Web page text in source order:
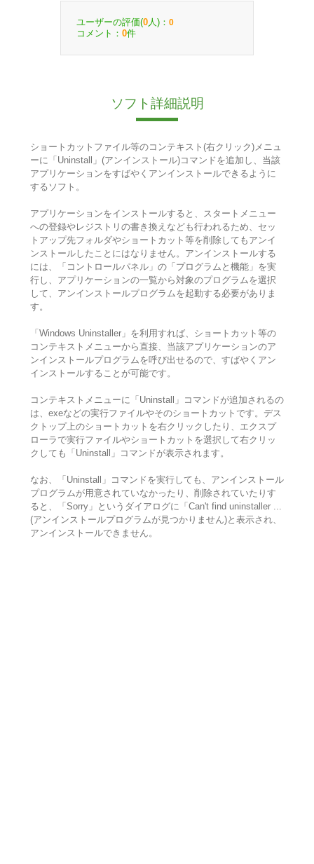
ユーザーの評価(0 人)： 0
コメント： 0件
ソフト詳細説明
ショートカットファイル等のコンテキスト(右クリック)メニュ
ーに「Uninstall」(アンインストール)コマンドを追加し、当該
アプリケーションをすばやくアンインストールできるように
するソフト。
アプリケーションをインストールすると、スタートメニュー
への登録やレジストリの書き換えなども行われるため、セッ
トアップ先フォルダやショートカット等を削除してもアンイ
ンストールしたことにはなりません。アンインストールする
には、「コントロールパネル」の「プログラムと機能」を実
行し、アプリケーションの一覧から対象のプログラムを選択
して、アンインストールプログラムを起動する必要がありま
す。
「Windows Uninstaller」を利用すれば、ショートカット等の
コンテキストメニューから直接、当該アプリケーションのア
ンインストールプログラムを呼び出せるので、すばやくアン
インストールすることが可能です。
コンテキストメニューに「Uninstall」コマンドが追加されるの
は、exeなどの実行ファイルやそのショートカットです。デス
クトップ上のショートカットを右クリックしたり、エクスプ
ローラで実行ファイルやショートカットを選択して右クリッ
クしても「Uninstall」コマンドが表示されます。
なお、「Uninstall」コマンドを実行しても、アンインストール
プログラムが用意されていなかったり、削除されていたりす
ると、「Sorry」というダイアログに「Can't find uninstaller ...
(アンインストールプログラムが見つかりません)と表示され、
アンインストールできません。